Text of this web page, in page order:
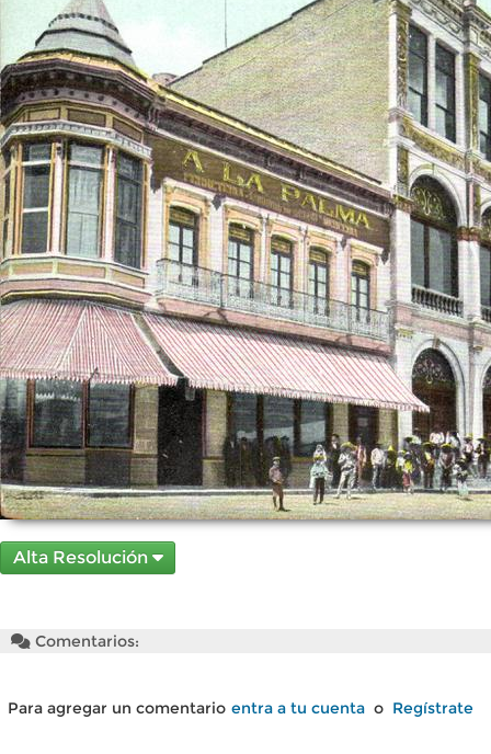
Alta Resolución
Comentarios:
Para agregar un comentario entra a tu cuenta o Regístrate